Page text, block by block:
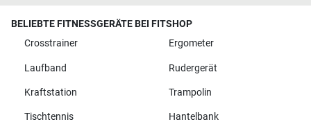
BELIEBTE FITNESSGERÄTE BEI FITSHOP
Crosstrainer
Ergometer
Laufband Rudergerät
Kraftstation Trampolin
Tischtennis Hantelbank